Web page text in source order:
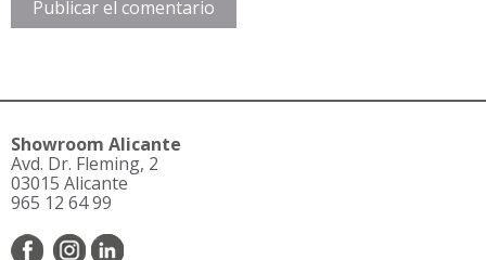
Showroom Alicante
Avd. Dr. Fleming, 2
03015 Alicante
965 12 64 99